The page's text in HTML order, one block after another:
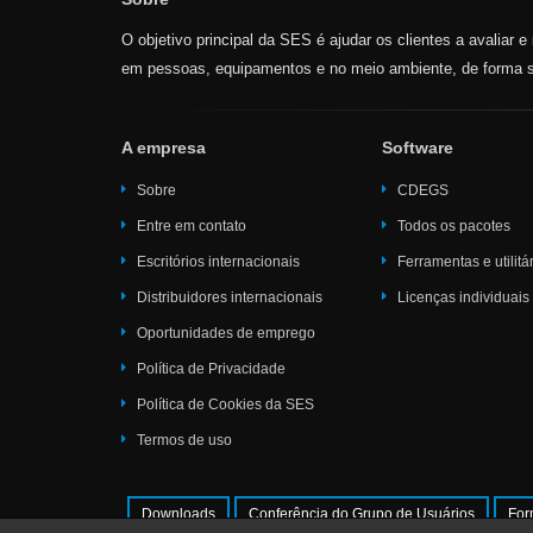
O objetivo principal da SES é ajudar os clientes a avaliar
em pessoas, equipamentos e no meio ambiente, de forma
A empresa
Sobre
Entre em contato
Escritórios internacionais
Distribuidores internacionais
Oportunidades de emprego
Política de Privacidade
Política de Cookies da SES
Termos de uso
Software
CDEGS
Todos os pacotes
Ferramentas e
Licenças individuais
Downloads Conferência do Grupo de Usuários